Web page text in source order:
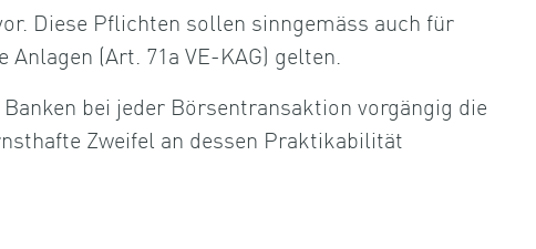
Diese Pflichten sollen sinngemäss auch für
(Art. 71a VE-KAG) gelten.
bei jeder Börsentransaktion vorgängig die
Zweifel an dessen Praktikabilität